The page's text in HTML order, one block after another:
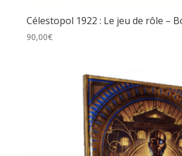
Célestopol 1922 : Le jeu de rôle –
90,00€